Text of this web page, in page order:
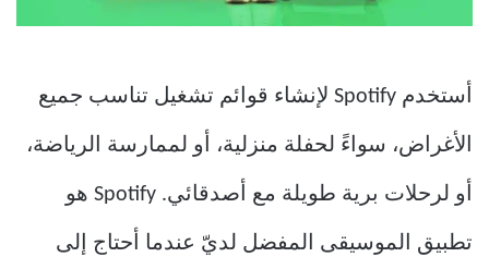
أستخدم Spotify لإنشاء قوائم تشغيل تناسب جميع
الأغراض، سواءً لحفلة منزلية، أو لممارسة الرياضة،
أو لرحلات برية طويلة مع أصدقائي. Spotify هو
تطبيق الموسيقى المفضل لديّ عندما أحتاج إلى